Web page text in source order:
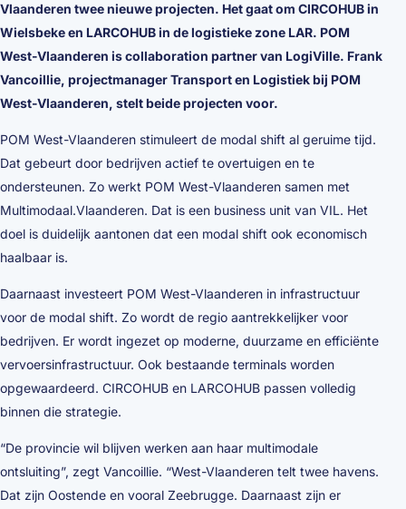
Vlaanderen twee nieuwe projecten. Het gaat om CIRCOHUB in
Wielsbeke en LARCOHUB in de logistieke zone LAR. POM
West-Vlaanderen is collaboration partner van LogiVille. Frank
Vancoillie, projectmanager Transport en Logistiek bij POM
West-Vlaanderen, stelt beide projecten voor.
POM West-Vlaanderen stimuleert de modal shift al geruime tijd.
Dat gebeurt door bedrijven actief te overtuigen en te
ondersteunen. Zo werkt POM West-Vlaanderen samen met
Multimodaal.Vlaanderen. Dat is een business unit van VIL. Het
doel is duidelijk aantonen dat een modal shift ook economisch
haalbaar is.
Daarnaast investeert POM West-Vlaanderen in infrastructuur
voor de modal shift. Zo wordt de regio aantrekkelijker voor
bedrijven. Er wordt ingezet op moderne, duurzame en efficiënte
vervoersinfrastructuur. Ook bestaande terminals worden
opgewaardeerd. CIRCOHUB en LARCOHUB passen volledig
binnen die strategie.
“De provincie wil blijven werken aan haar multimodale
ontsluiting”, zegt Vancoillie. “West-Vlaanderen telt twee havens.
Dat zijn Oostende en vooral Zeebrugge. Daarnaast zijn er